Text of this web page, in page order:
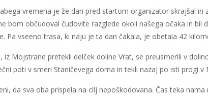
vremena je že dan pred startom organizator skrajšal
bom občudoval čudovite razglede okoli našega očaka in
Pa vseeno trasa, ki naju je ta dan čakala, je obetala 42
Mojstrane pretekli delček doline Vrat, se preusmerili v
poti v smeri Staničevega doma in tekli nazaj po isti progi v
da sva oba prispela na cilj nepoškodovana. Čas teka